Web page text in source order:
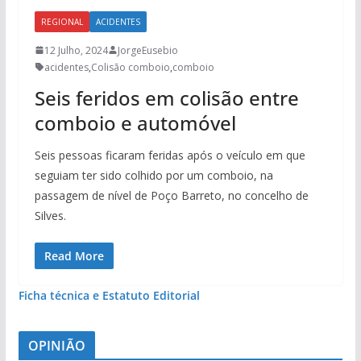
REGIONAL ACIDENTES
12 Julho, 2024
JorgeEusebio
acidentes,Colisão comboio,comboio
Seis feridos em colisão entre
comboio e automóvel
Seis pessoas ficaram feridas após o veículo em que
seguiam ter sido colhido por um comboio, na
passagem de nível de Poço Barreto, no concelho de
Silves.
Read More
Ficha técnica e Estatuto Editorial
OPINIÃO